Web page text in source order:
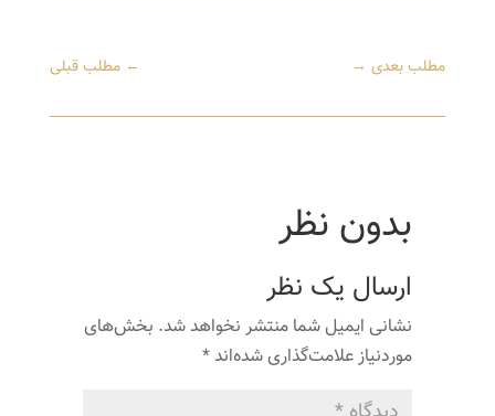
←مطلب قبلی مطلب بعدی→
بدون نظر
ارسال یک نظر
نشانی ایمیل شما منتشر نخواهد شد. بخش‌های
موردنیاز علامت‌گذاری شده‌اند*